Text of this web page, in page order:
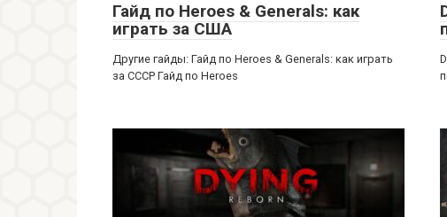
Гайд по Heroes & Generals: как
играть за США
Другие гайды: Гайд по Heroes & Generals: как играть
за СССР Гайд по Heroes